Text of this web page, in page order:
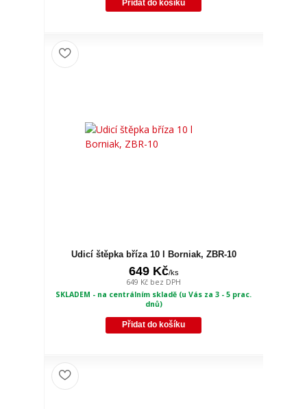
Přidat do košíku
Udicí štěpka bříza 10 l Borniak, ZBR-10
649 Kč/ks
649 Kč bez DPH
SKLADEM - na centrálním skladě (u Vás za 3 - 5 prac.
dnů)
Přidat do košíku